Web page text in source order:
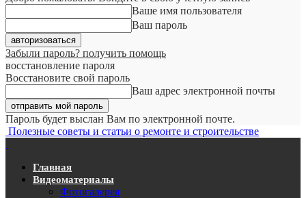
Ваше имя пользователя
Ваш пароль
Забыли пароль? получить помощь
восстановление пароля
Восстановите свой пароль
Ваш адрес электронной почты
Пароль будет выслан Вам по электронной почте.
Полезные советы и статьи о ремонте и строительстве
Главная
Видеоматериалы
Фотогалерея